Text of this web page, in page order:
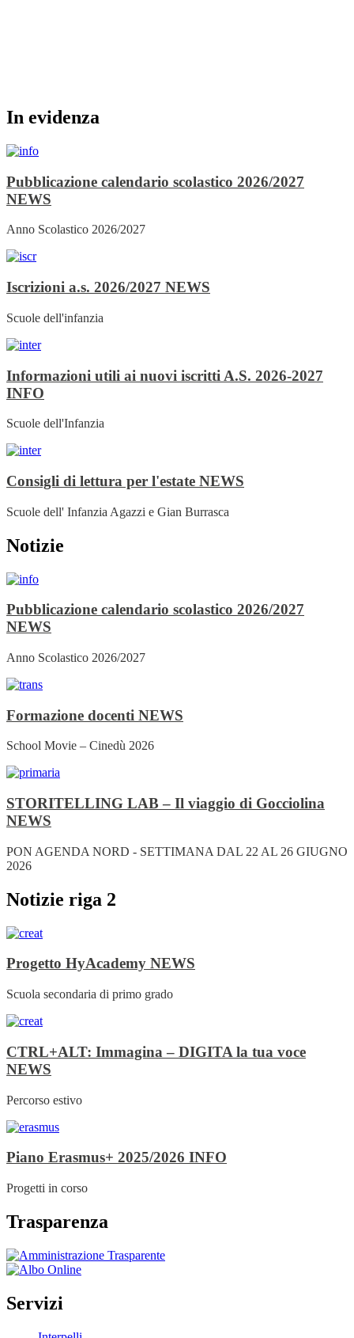
In evidenza
Pubblicazione calendario scolastico 2026/2027
NEWS
Anno Scolastico 2026/2027
Iscrizioni a.s. 2026/2027 NEWS
Scuole dell'infanzia
Informazioni utili ai nuovi iscritti A.S. 2026-2027
INFO
Scuole dell'Infanzia
Consigli di lettura per l'estate NEWS
Scuole dell' Infanzia Agazzi e Gian Burrasca
Notizie
Pubblicazione calendario scolastico 2026/2027
NEWS
Anno Scolastico 2026/2027
Formazione docenti NEWS
School Movie – Cinedù 2026
STORITELLING LAB – Il viaggio di Gocciolina
NEWS
PON AGENDA NORD - SETTIMANA DAL 22 AL 26 GIUGNO
2026
Notizie riga 2
Progetto HyAcademy NEWS
Scuola secondaria di primo grado
CTRL+ALT: Immagina – DIGITA la tua voce
NEWS
Percorso estivo
Piano Erasmus+ 2025/2026 INFO
Progetti in corso
Trasparenza
Servizi